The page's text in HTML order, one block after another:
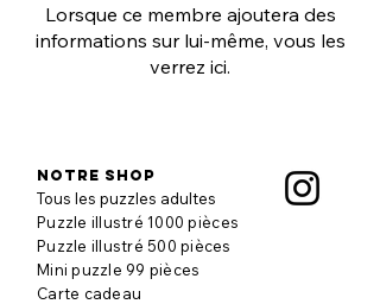
Lorsque ce membre ajoutera des
informations sur lui-même, vous les
verrez ici.
Notre shop
Tous les puzzles adultes
Puzzle illustré 1000 pièces
Puzzle illustré 500 pièces
Mini puzzle 99 pièces
Carte cadeau